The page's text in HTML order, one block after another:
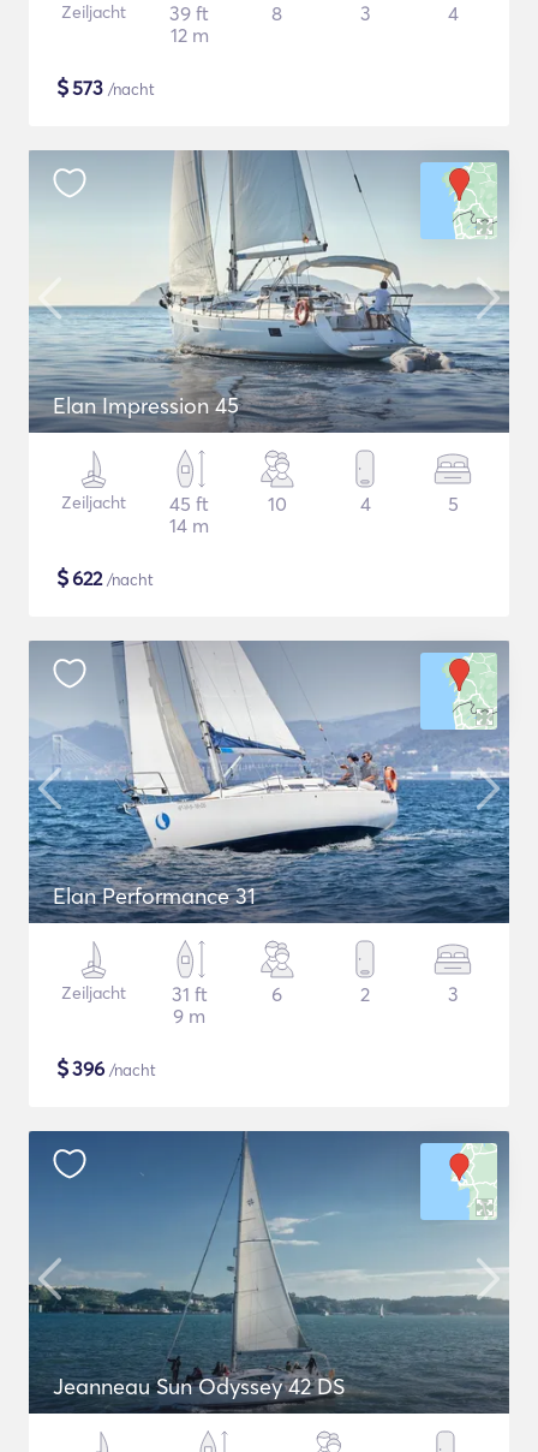
Zeiljacht
39 ft
12 m
8 3 4
$573 /nacht
Elan Impression 45
Zeiljacht
45 ft
14 m
10 4 5
$622/nacht
Elan Performance 31
Zeiljacht
31 ft
9 m
6 2 3
$396 /nacht
Jeanneau Sun Odyssey 42 DS